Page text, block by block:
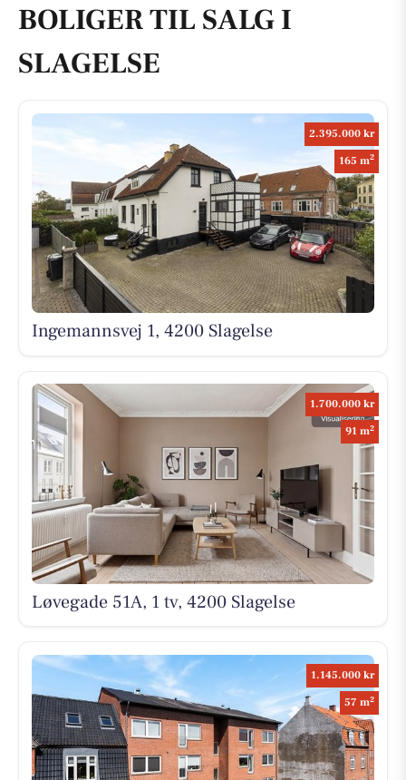
BOLIGER TIL SALG I
SLAGELSE
2.395.000 kr
165 m2
Ingemannsvej 1, 4200 Slagelse
1.700.000 kr
91 m2
Løvegade 51A, 1 tv, 4200 Slagelse
1.145.000 kr
57 m2